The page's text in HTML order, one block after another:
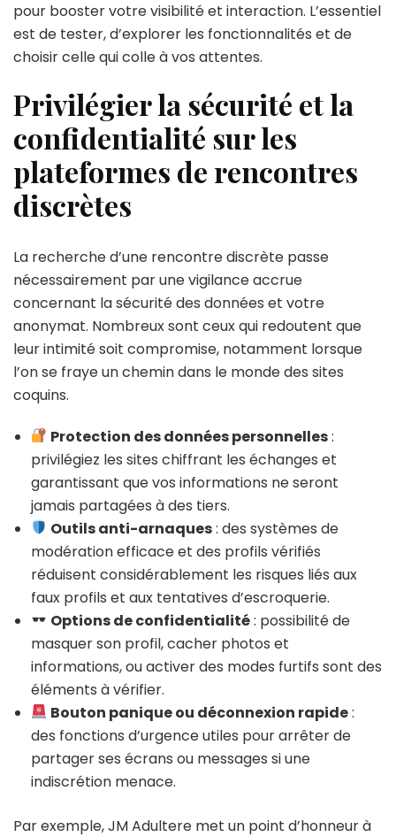
pour booster votre visibilité et interaction. L’essentiel
est de tester, d’explorer les fonctionnalités et de
choisir celle qui colle à vos attentes.
Privilégier la sécurité et la
confidentialité sur les
plateformes de rencontres
discrètes
La recherche d’une rencontre discrète passe
nécessairement par une vigilance accrue
concernant la sécurité des données et votre
anonymat. Nombreux sont ceux qui redoutent que
leur intimité soit compromise, notamment lorsque
l’on se fraye un chemin dans le monde des sites
coquins.
Protection des données personnelles:
privilégiez les sites chiffrant les échanges et
garantissant que vos informations ne seront
jamais partagées à des tiers.
Outils anti-arnaques: des systèmes de
modération efficace et des profils vérifiés
réduisent considérablement les risques liés aux
faux profils et aux tentatives d’escroquerie.
Options de confidentialité: possibilité de
masquer son profil, cacher photos et
informations, ou activer des modes furtifs sont des
éléments à vérifier.
Bouton panique ou déconnexion rapide:
des fonctions d’urgence utiles pour arrêter de
partager ses écrans ou messages si une
indiscrétion menace.
Par exemple, JM Adultere met un point d’honneur à